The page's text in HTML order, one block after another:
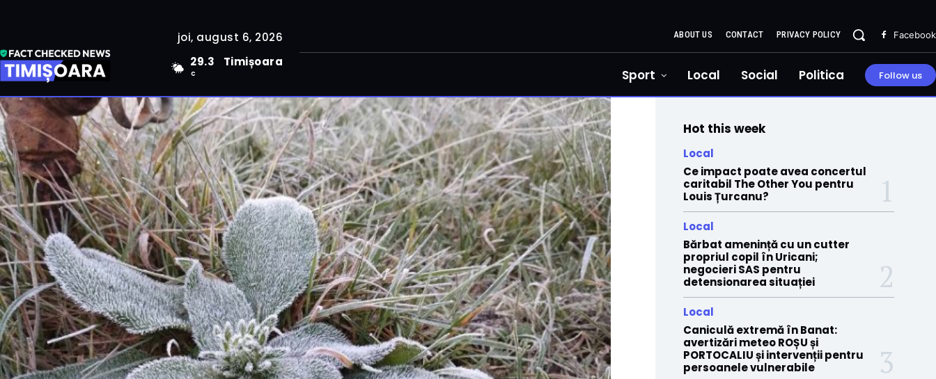
joi, august 6, 2026
29.3
C
Timișoara
ABOUT US CONTACT PRIVACY POLICY Facebook
Sport Local Social Politica Follow us
Hot this week
Local
Ce impact poate avea concertul
caritabil The Other You pentru
Louis Țurcanu?
Local
Bărbat amenință cu un cutter
propriul copil în Uricani;
negocieri SAS pentru
detensionarea situației
Local
Caniculă extremă în Banat:
avertizări meteo ROȘU și
PORTOCALIU și intervenții pentru
persoanele vulnerabile